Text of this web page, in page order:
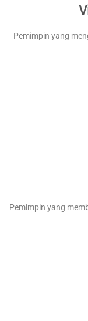
Pemimpin yang
Pemimpin yang